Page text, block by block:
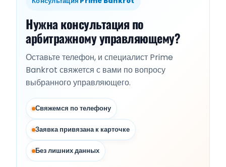
Нужна консультация по
арбитражному управляющему?
Оставьте телефон, и специалист Prime
Bankrot свяжется с вами по вопросу
выбранного управляющего.
Свяжемся по телефону
Заявка привязана к карточке
Без лишних данных